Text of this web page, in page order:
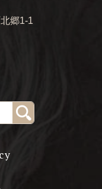
郷1-1